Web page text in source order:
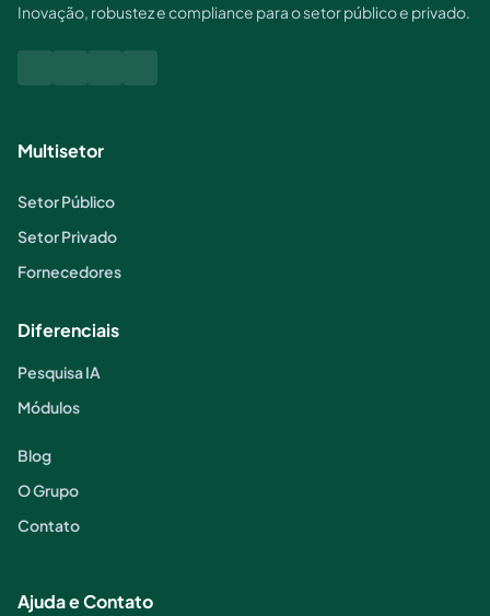
Inovação, robustez e compliance para o setor público e privado.
Multisetor
Setor Público
Setor Privado
Fornecedores
Diferenciais
Pesquisa IA
Módulos
Blog
O Grupo
Contato
Ajuda e Contato